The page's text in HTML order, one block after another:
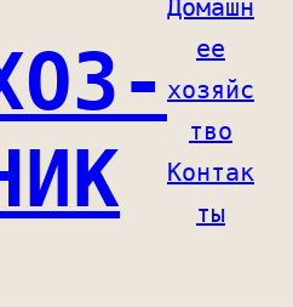
Домашн
ее
хозяйс
тво
Контак
ты